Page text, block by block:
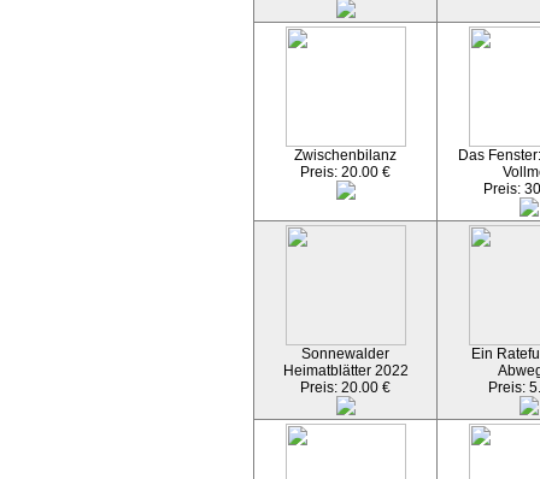
Zwischenbilanz
Preis: 20.00 €
Das
Preis:
Sonnewalder
Heimatblätter 2022
Preis: 20.00 €
Ein
Preis: